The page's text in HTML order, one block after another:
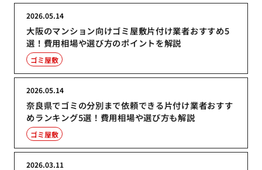
大阪のマンション向けゴミ屋敷片付け業者おすすめ5
選！費用相場や選び方のポイントを解説
2026.05.14
ゴミ屋敷
奈良県でゴミの分別まで依頼できる片付け業者おすす
めランキング5選！費用相場や選び方も解説
2026.05.14
ゴミ屋敷
2026.03.11